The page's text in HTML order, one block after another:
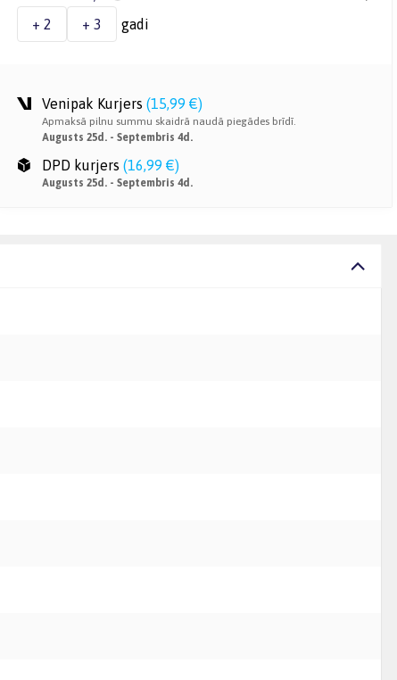
+ 2 + 3 gadi
Venipak Kurjers (15,99 €)
Apmaksā pilnu summu skaidrā naudā piegādes brīdī.
Augusts 25d. - Septembris 4d.
DPD kurjers (16,99 €)
Augusts 25d. - Septembris 4d.